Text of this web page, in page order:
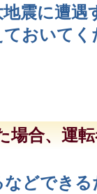
震に遭
おいてく
場合、運
どでき